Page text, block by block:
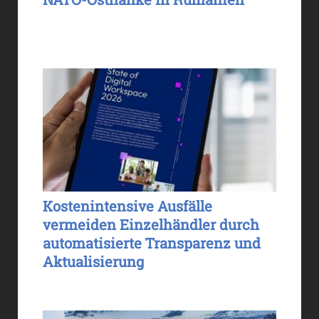
Kostenintensive Ausfälle
vermeiden Einzelhändler durch
automatisierte Transparenz und
Aktualisierung